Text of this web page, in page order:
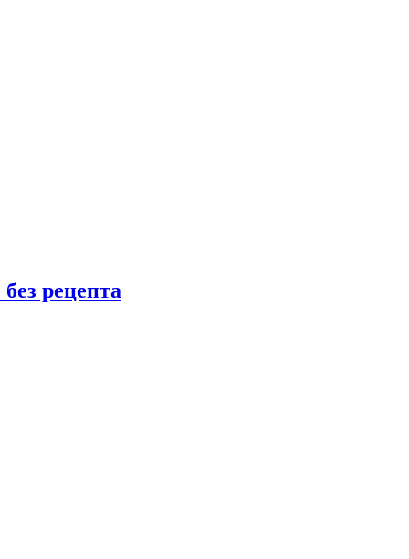
рецепта